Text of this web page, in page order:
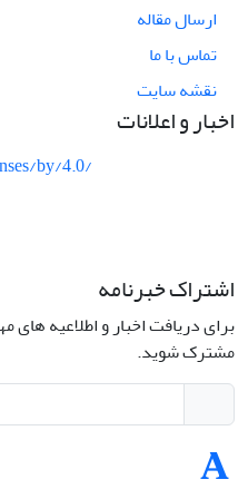
ارسال مقاله
تماس با ما
نقشه سایت
اخبار و اعلانات
by/4.0/
اشتراک خبرنامه
برای دریافت اخبار و اطلاعیه
مشترک شوید.